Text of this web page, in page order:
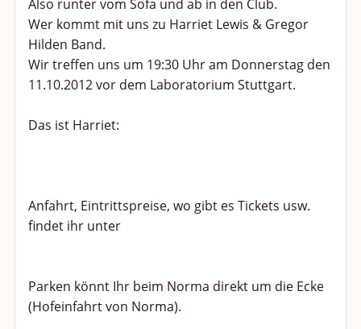
Persönliches
Treffen und Stammtische
Ü100 Party - Fanecke
Gesundheit & Wellness
Urlaub und Reisen
Kochen, Backen und Genießen
Also runter vom Sofa und ab in den Club.
Wer kommt mit uns zu Harriet Lewis & Gregor
Hilden Band.
Wir treffen uns um 19:30 Uhr am Donnerstag den
11.10.2012 vor dem Laboratorium Stuttgart.
Das ist Harriet:
Anfahrt, Eintrittspreise, wo gibt es Tickets usw.
findet ihr unter
Parken könnt Ihr beim Norma direkt um die Ecke
(Hofeinfahrt von Norma).